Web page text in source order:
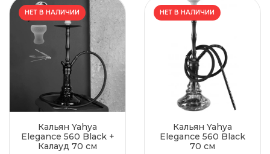
НЕТ В НАЛИЧИИ
Кальян Yahya
Elegance 560 Black +
Калауд 70 см
НЕТ В НАЛИЧИИ
Кальян Yahya
Elegance 560 Black
70 см